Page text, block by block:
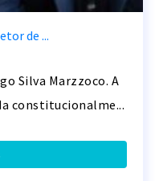
de ...
Silva Marzzoco. A
constitucionalme...